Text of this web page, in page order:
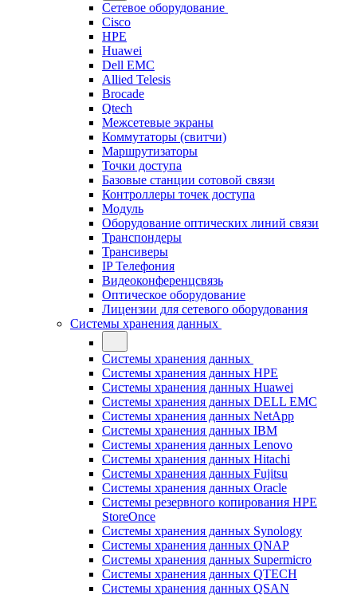
Сетевое оборудование
Cisco
HPE
Huawei
Dell EMC
Allied Telesis
Brocade
Qtech
Межсетевые экраны
Коммутаторы (свитчи)
Маршрутизаторы
Точки доступа
Базовые станции сотовой связи
Контроллеры точек доступа
Модуль
Оборудование оптических линий связи
Транспондеры
Трансиверы
IP Телефония
Видеоконференцсвязь
Оптическое оборудование
Лицензии для сетевого оборудования
Системы хранения данных
Системы хранения данных
Системы хранения данных HPE
Системы хранения данных Huawei
Системы хранения данных DELL EMC
Cистемы хранения данных NetApp
Системы хранения данных IBM
Системы хранения данных Lenovo
Системы хранения данных Hitachi
Системы хранения данных Fujitsu
Системы хранения данных Oracle
Системы резервного копирования HPE
StoreOnce
Системы хранения данных Synology
Системы хранения данных QNAP
Системы хранения данных Supermicro
Системы хранения данных QTECH
Системы хранения данных QSAN